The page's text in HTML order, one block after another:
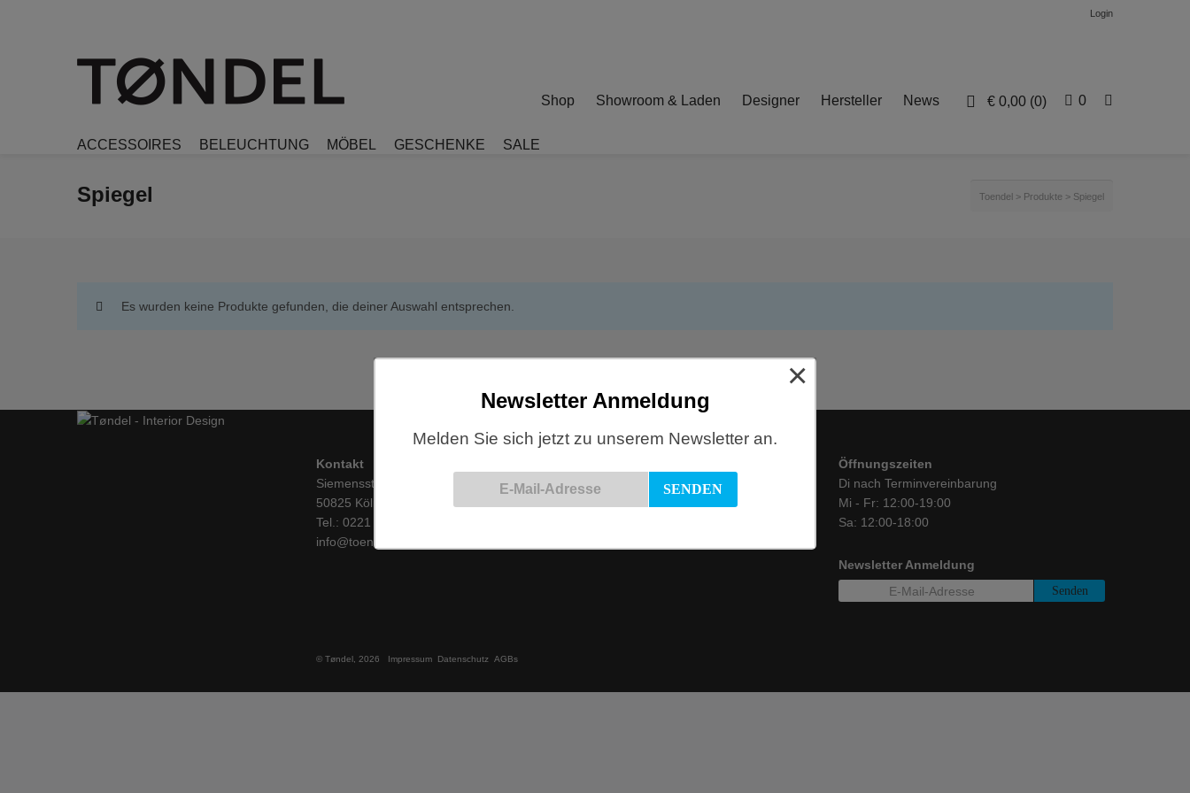
Login
€ 0,00 (0) 0
Shop Showroom & Laden Designer Hersteller News
ACCESSOIRES BELEUCHTUNG MÖBEL GESCHENKE SALE
Spiegel Toendel > Produkte > Spiegel
Es wurden keine Produkte gefunden, die deiner Auswahl entsprechen.
Kontakt
Siemensstraße 9
50825 Köln
Tel.: 0221 / 16 99 61 31
info@toendel.de
Pakete ab Warenwert € 60,- frei
Öffnungszeiten
Di nach Terminvereinbarung
Mi - Fr: 12:00-19:00
Sa: 12:00-18:00
Newsletter Anmeldung
© Tøndel, 2026 Impressum Datenschutz AGBs
Newsletter Anmeldung
Melden Sie sich jetzt zu unserem Newsletter an.
×